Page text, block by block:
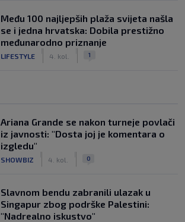
Među 100 najljepših plaža svijeta našla
se i jedna hrvatska: Dobila prestižno
međunarodno priznanje
LIFESTYLE 4. kol. 1
Ariana Grande se nakon turneje povlači
iz javnosti: "Dosta joj je komentara o
izgledu"
SHOWBIZ 4. kol. 0
Slavnom bendu zabranili ulazak u
Singapur zbog podrške Palestini:
"Nadrealno iskustvo"